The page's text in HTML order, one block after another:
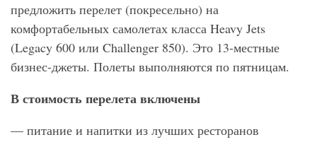
предложить перелет (покресельно) на
комфортабельных самолетах класса Heavy Jets
(Legacy 600 или Challenger 850). Это 13-местные
бизнес-джеты. Полеты выполняются по пятницам.
В стоимость перелета включены
— питание и напитки из лучших ресторанов